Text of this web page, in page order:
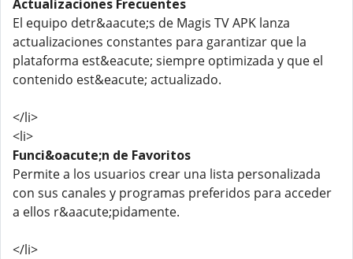
Actualizaciones Frecuentes
El equipo detr&aacute;s de Magis TV APK lanza
actualizaciones constantes para garantizar que la
plataforma est&eacute; siempre optimizada y que el
contenido est&eacute; actualizado.
</li>
<li>
Funci&oacute;n de Favoritos
Permite a los usuarios crear una lista personalizada
con sus canales y programas preferidos para acceder
a ellos r&aacute;pidamente.
</li>